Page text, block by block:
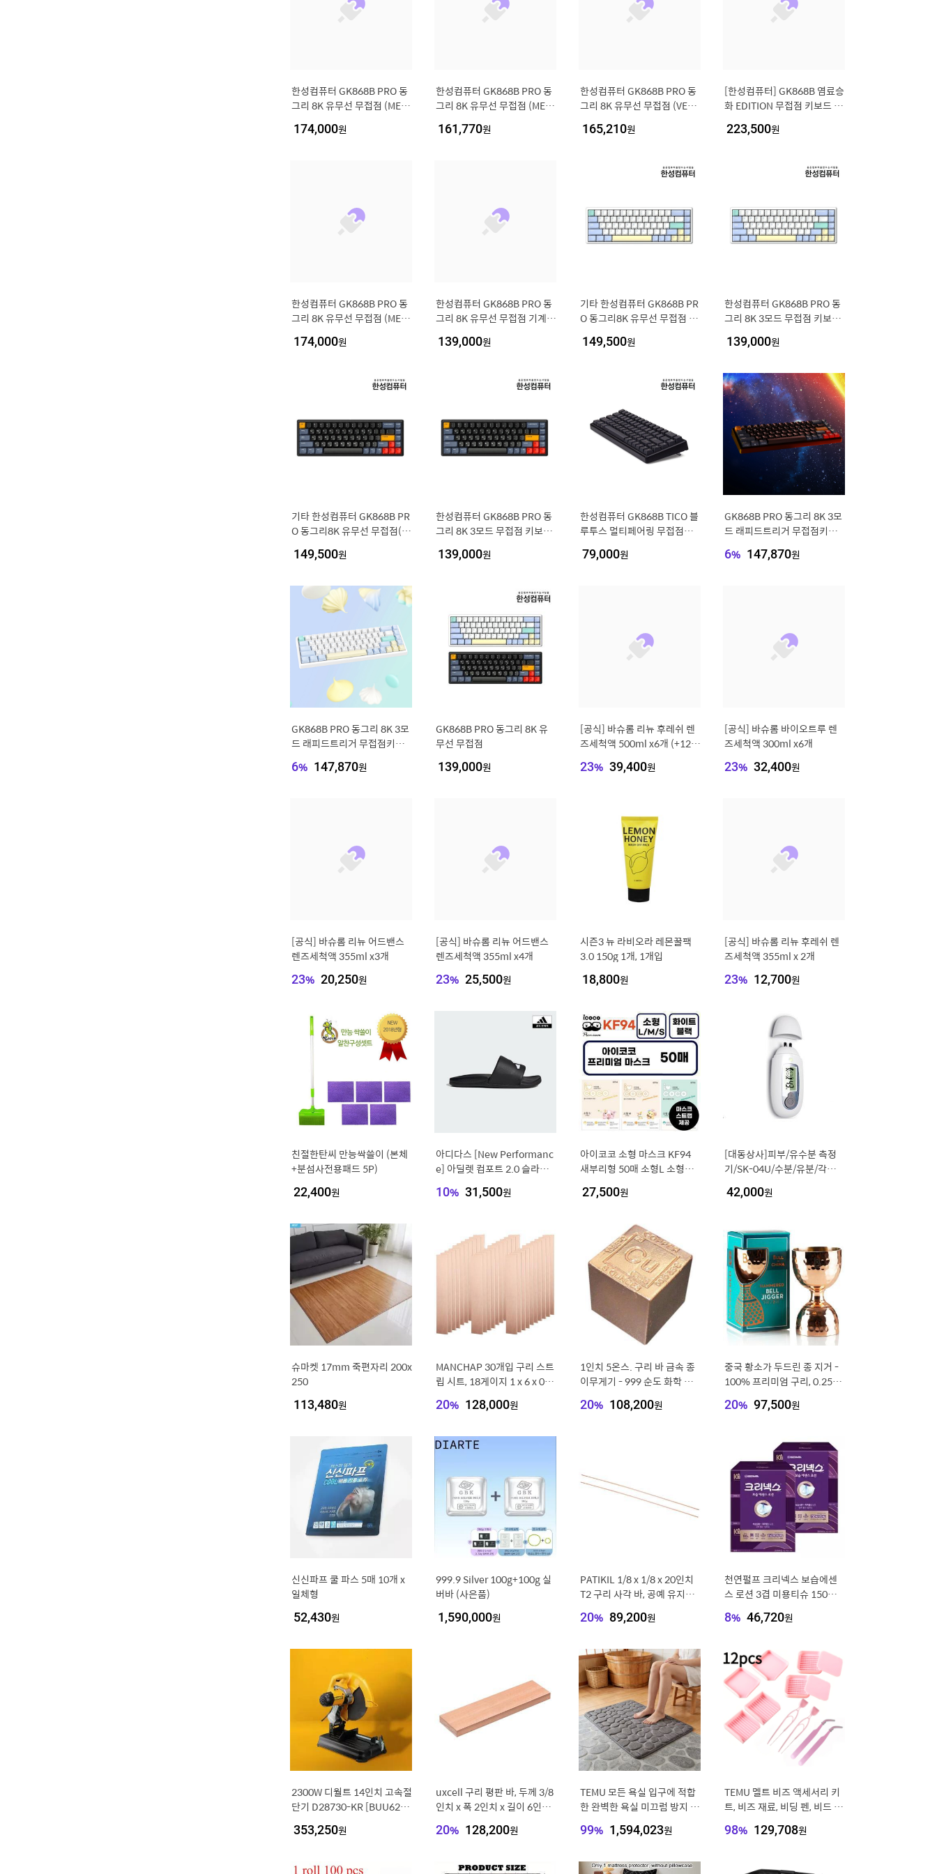
한성컴퓨터 GK868B PRO 동
그리 8K 유무선 무접점 (MERI
174,000원
한성컴퓨터 GK868B PRO 동
그리 8K 유무선 무접점 (MERI
161,770원
한성컴퓨터 GK868B PRO 동
그리 8K 유무선 무접점 (VEN
165,210원
[한성컴퓨터] GK868B 염료승
화 EDITION 무접점 키보드 35
223,500원
한성컴퓨터 GK868B PRO 동
그리 8K 유무선 무접점 (MERI
174,000원
한성컴퓨터 GK868B PRO 동
그리 8K 유무선 무접점 기계식
5g)
139,000원
기타 한성컴퓨터 GK868B PR
O 동그리8K 유무선 무접점 (M
149,500원
한성컴퓨터 GK868B PRO 동
그리 8K 3모드 무접점 키보드
139,000원
기타 한성컴퓨터 GK868B PR
O 동그리8K 유무선 무접점(V
149,500원
한성컴퓨터 GK868B PRO 동
그리 8K 3모드 무접점 키보드
139,000원
한성컴퓨터 GK868B TICO 블
루투스 멀티페어링 무접점키
79,000원
GK868B PRO 동그리 8K 3모
드 래피드트리거 무접점키보
6% 147,870원
GK868B PRO 동그리 8K 3모
드 래피드트리거 무접점키보
6% 147,870원
GK868B PRO 동그리 8K 유
무선 무접점
139,000원
[공식] 바슈롬 리뉴 후레쉬 렌
즈세척액 500ml x6개 (+120
23% 39,400원
[공식] 바슈롬 바이오트루 렌
즈세척액 300ml x6개
23% 32,400원
[공식] 바슈롬 리뉴 어드밴스
렌즈세척액 355ml x3개
23% 20,250원
[공식] 바슈롬 리뉴 어드밴스
렌즈세척액 355ml x4개
23% 25,500원
시즌3 뉴 라비오라 레몬꿀팩
3.0 150g 1개, 1개입
18,800원
[공식] 바슈롬 리뉴 후레쉬 렌
즈세척액 355ml x 2개
23% 12,700원
친절한탄씨 만능싹쓸이 (본체
+분섬사전용패드 5P)
22,400원
아디다스 [New Performanc
e] 아딜렛 컴포트 2.0 슬라이
0]
10% 31,500원
아이코코 소형 마스크 KF94
새부리형 50매 소형L 소형M
27,500원
[대동상사]피부/유수분 측정
기/SK-04U/수분/유분/각질측
지수 재고보유
42,000원
슈마켓 17mm 죽편자리 200x
250
113,480원
MANCHAP 30개입 구리 스트
립 시트, 18게이지 1 x 6 x 0.0
전기도금용 전극 스트립, DIY,
20% 128,000원
1인치 5온스. 구리 바 금속 종
이무게기 - 999 순도 화학 원
서 포함
20% 108,200원
중국 황소가 두드린 종 지거 -
100% 프리미엄 구리, 0.25oz
텐더용 측정기
20% 97,500원
신신파프 쿨 파스 5매 10개 x
일체형
52,430원
999.9 Silver 100g+100g 실
버바 (사은품)
1,590,000원
PATIKIL 1/8 x 1/8 x 20인치
T2 구리 사각 바, 공예 유지보
플랫 밀 스톡 2개, 구리
20% 89,200원
천연펄프 크리넥스 보습에센
스 로션 3겹 미용티슈 150매x
8% 46,720원
2300W 디월트 14인치 고속절
단기 D28730-KR [BUU6235
353,250원
uxcell 구리 평판 바, 두께 3/8
인치 x 폭 2인치 x 길이 6인치,
이트 밀 (10mm x 50mm x 1
20% 128,200원
TEMU 모든 욕실 입구에 적합
한 완벽한 욕실 미끄럼 방지 매
트, 다양한 색상과 사이즈 선택
바운드 스펀지 욕실 발닦이 매
99% 1,594,023원
TEMU 멜트 비즈 액세서리 키
트, 비즈 재료, 비딩 펜, 비드 스
레이 포함. 이 다리미 비즈 액
스쿱, 핀셋과 대형 트레이를 포
98% 129,708원